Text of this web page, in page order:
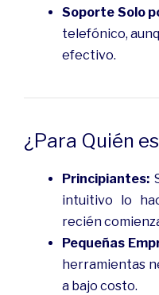
Soporte Solo
telefónico,
efectivo.
¿Para Quién
Principiantes:
intuitivo lo
recién
Pequeñas
herramientas
a bajo costo.